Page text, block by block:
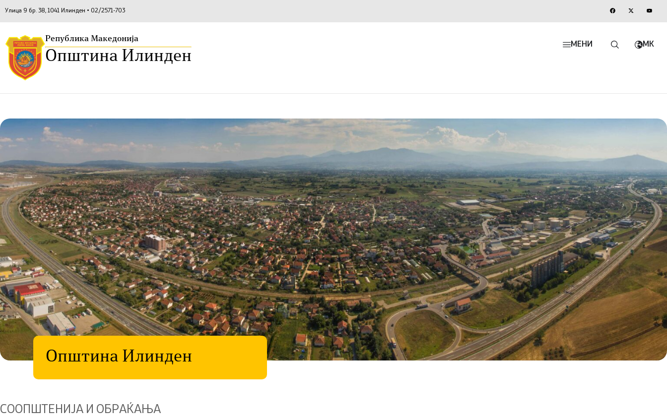
Улица 9 бр. 38, 1041 Илинден • 02/2571-703
Република Македонија
Општина Илинден
МЕНИ MK
Општина Илинден
СООПШТЕНИЈА И ОБРАЌАЊА